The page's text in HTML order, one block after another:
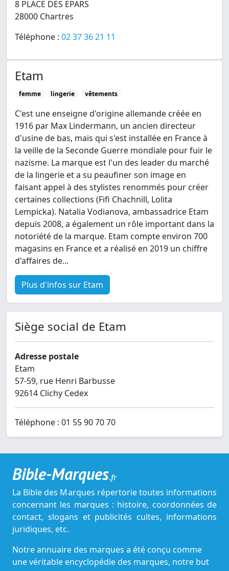
8 PLACE DES EPARS
28000 Chartres
Téléphone : 02 37 36 21 11
Etam
femme lingerie vêtements
C'est une enseigne d'origine allemande créée en
1916 par Max Lindermann, un ancien directeur
d'usine de bas, mais qui s'est installée en France à
la veille de la Seconde Guerre mondiale pour fuir le
nazisme. La marque est l'un des leader du marché
de la lingerie et a su peaufiner son image en
faisant appel à des stylistes renommés pour créer
certaines collections (Fifi Chachnill, Lolita
Lempicka). Natalia Vodianova, ambassadrice Etam
depuis 2008, a également un rôle important dans la
notoriété de la marque. Etam compte environ 700
magasins en France et a réalisé en 2019 un chiffre
d'affaires de...
Plus d'infos sur Etam
Siège social de Etam
Adresse postale
Etam
57-59, rue Henri Barbusse
92614 Clichy Cedex
Téléphone : 01 55 90 70 70
Bible-Marques.fr
La Bible des Marques répertorie toutes informations
concernant les marques : histoire, coordonnées de
contact, slogans et publicités cultes, informations
juridiques, etc.
Notre annuaire des marques a été conçu comme
une véritable encyclopédie des marques, notre but